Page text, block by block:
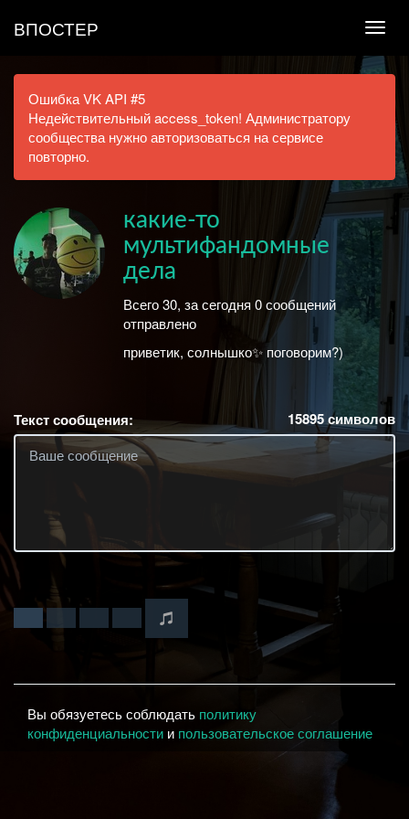
ВПОСТЕР
Ошибка VK API #5
Недействительный access_token! Администратору
сообщества нужно авторизоваться на сервисе
повторно.
какие-то
мультифандомные
дела
Всего 30, за сегодня 0 сообщений
отправлено
приветик, солнышко✨ поговорим?)
Текст сообщения: 15895символов
Вы обязуетесь соблюдать политику
конфиденциальности и пользовательское соглашение